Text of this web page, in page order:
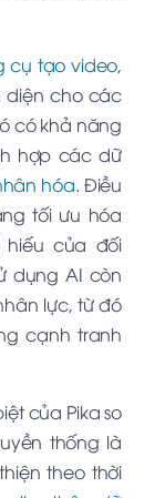
cụ tạo video,
diện cho các
có khả năng
hợp các dữ
hóa. Điều
tối ưu hóa
hiếu của đối
dụng AI còn
lực, từ đó
cạnh tranh
của Pika so
thống là
theo thời